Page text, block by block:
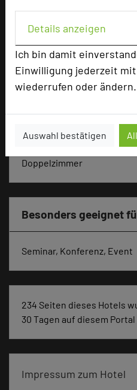
Details anzeigen
Ich bin damit
Einwilligung jederzeit
wiederrufen oder ändern.
Auswahl bestätigen
Max. Tagungskapazität
U-Form
Parlamentarisch
Reihenbestuhlung
Doppelzimmer
Besonders geeignet
Seminar, Konferenz, Event
234 Seiten dieses Hotels
30 Tagen auf diesem
Impressum zum Hotel